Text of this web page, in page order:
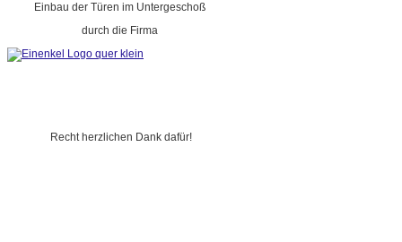
Einbau der Türen im Untergeschoß
durch die Firma
Recht herzlichen Dank dafür!